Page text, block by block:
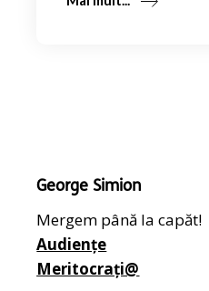
George Simion
Mergem până la capăt!
Audiențe
Meritocrați@